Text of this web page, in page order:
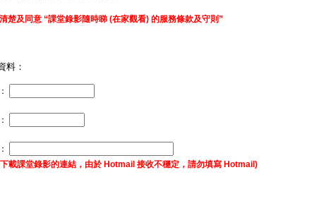
楚及同意 “課堂錄影隨時睇 (在家觀看) 的服務條款及守則”
料：
載課堂錄影的連結，由於 Hotmail 接收不穩定，請勿填寫 Hotmail)